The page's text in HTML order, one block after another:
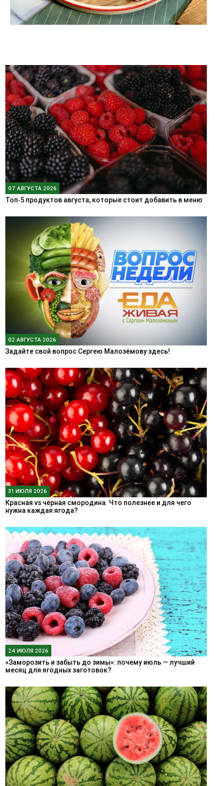
07 АВГУСТА 2026
Топ‑5 продуктов августа, которые стоит добавить в меню
02 АВГУСТА 2026
Задайте свой вопрос Сергею Малозёмову здесь!
31 ИЮЛЯ 2026
Красная vs чёрная смородина. Что полезнее и для чего
нужна каждая ягода?
24 ИЮЛЯ 2026
«Заморозить и забыть до зимы»: почему июль — лучший
месяц для ягодных заготовок?